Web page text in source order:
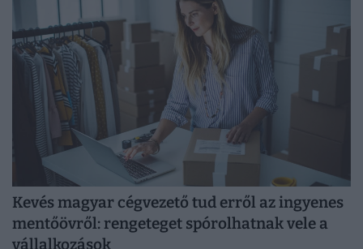
Kevés magyar cégvezető tud erről az ingyenes
mentőövről: rengeteget spórolhatnak vele a
vállalkozások